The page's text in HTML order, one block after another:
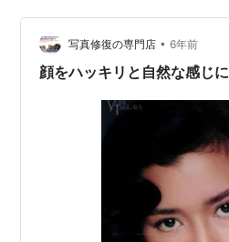
写真修復の専門店 • 6年前
顔をハッキリと自然な感じに